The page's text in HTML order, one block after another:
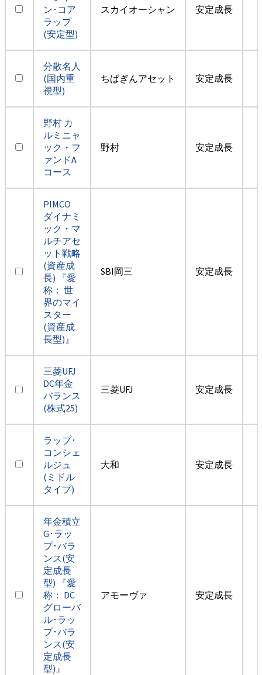
ン･コア
ラップ
(安定型)
スカイオーシャン 安定成長
分散名人
(国内重
視型)
ちばぎんアセット 安定成長
野村 カ
ルミニャ
ック・フ
ァンドA
コース
野村 安定成長
PIMCO
ダイナミ
ック・マ
ルチアセ
ット戦略
(資産成
長) 『愛
称： 世
界のマイ
スター
(資産成
長型)』
SBI岡三 安定成長
三菱UFJ
DC年金
バランス
(株式25)
三菱UFJ 安定成長
ラップ･
コンシェ
ルジュ
(ミドル
タイプ)
大和 安定成長
年金積立
G･ラッ
プ･バラ
ンス(安
定成長
型) 『愛
称： DC
グローバ
ル･ラッ
プ･バラ
ンス(安
定成長
型)』
アモーヴァ 安定成長